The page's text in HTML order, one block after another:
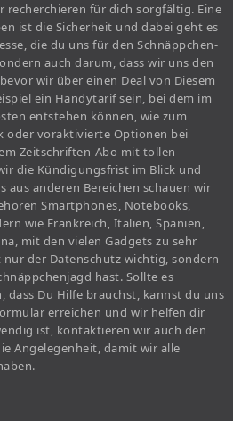
recherchieren für dich sorgfältig. Eine
ist die Sicherheit und dabei geht es
die du uns für den Schnäppchen-
auch darum, dass wir uns den
wir über einen Deal von Diesem
ein Handytarif sein, bei dem im
entstehen können, wie zum
oder voraktivierte Optionen bei
Zeitschriften-Abo mit tollen
die Kündigungsfrist im Blick und
aus anderen Bereichen schauen wir
Smartphones, Notebooks,
wie Frankreich, Italien, Spanien,
mit den vielen Gadgets zu sehr
der Datenschutz wichtig, sondern
hast. Sollte es
dass Du Hilfe brauchst, kannst du uns
erreichen und wir helfen dir
ist, kontaktieren wir auch den
Angelegenheit, damit wir alle